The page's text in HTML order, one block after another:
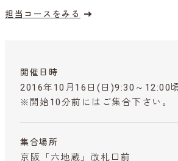
担当コースをみる
開催日時
2016年10月16日(日)9:30～12:00
※開始10分前にはご集合下さい。
集合場所
京阪「六地蔵」改札口前